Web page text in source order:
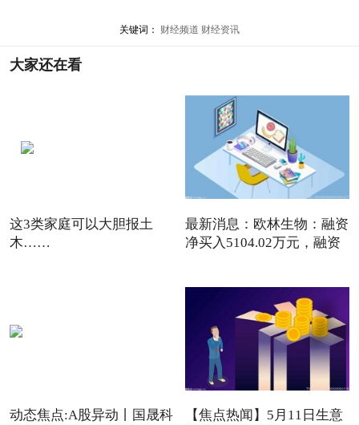
关键词： 财经频道 财经资讯
大家还在看
这3类家庭可以大胆报土
木……
最新消息：欧林生物：融资
净买入5104.02万元，融资
动态焦点:A股异动丨国晟科
【焦点热闻】5月11日生意